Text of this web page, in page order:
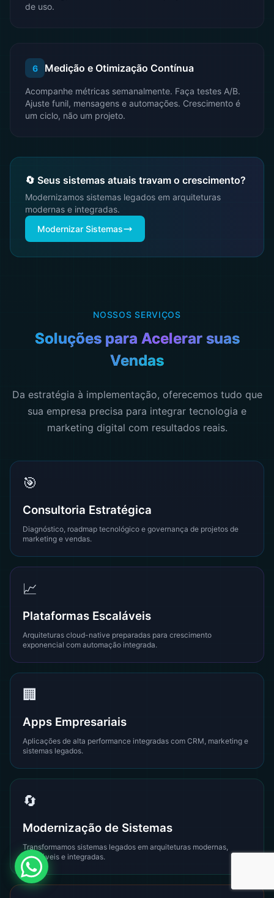
de uso.
6 Medição e Otimização Contínua
Acompanhe métricas semanalmente. Faça testes A/B.
Ajuste funil, mensagens e automações. Crescimento é
um ciclo, não um projeto.
🔄 Seus sistemas atuais travam o crescimento?
Modernizamos sistemas legados em arquiteturas
modernas e integradas.
Modernizar Sistemas
NOSSOS SERVIÇOS
Soluções para Acelerar suas
Vendas
Da estratégia à implementação, oferecemos tudo que
sua empresa precisa para integrar tecnologia e
marketing digital com resultados reais.
🎯
Consultoria Estratégica
Diagnóstico, roadmap tecnológico e governança de projetos de
marketing e vendas.
📈
Plataformas Escaláveis
Arquiteturas cloud-native preparadas para crescimento
exponencial com automação integrada.
🏢
Apps Empresariais
Aplicações de alta performance integradas com CRM, marketing e
sistemas legados.
🔄
Modernização de Sistemas
Transformamos sistemas legados em arquiteturas modernas,
escaláveis e integradas.